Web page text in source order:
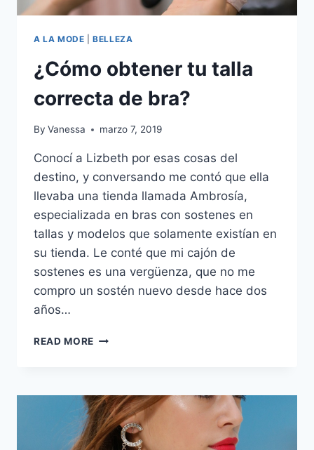
A LA MODE |BELLEZA
¿Cómo obtener tu talla
correcta de bra?
By Vanessa marzo 7, 2019
Conocí a Lizbeth por esas cosas del
destino, y conversando me contó que ella
llevaba una tienda llamada Ambrosía,
especializada en bras con sostenes en
tallas y modelos que solamente existían en
su tienda. Le conté que mi cajón de
sostenes es una vergüenza, que no me
compro un sostén nuevo desde hace dos
años…
READ MORE ¿CÓMO
CORRECTA
DE
BRA?